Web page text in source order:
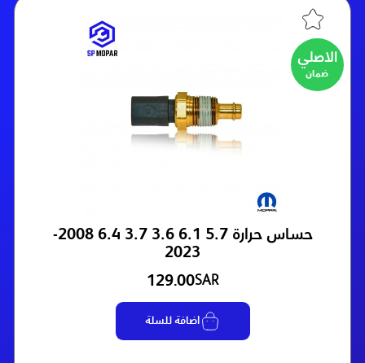
الاصلي
ضمان
حساس حرارة 5.7 6.1 3.6 3.7 6.4 2008- 2023
129.00SAR
اضافة للسلة